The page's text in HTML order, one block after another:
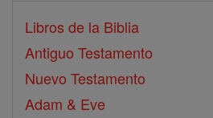
Libros de la Biblia
Antiguo Testamento
Nuevo Testamento
Adam & Eve